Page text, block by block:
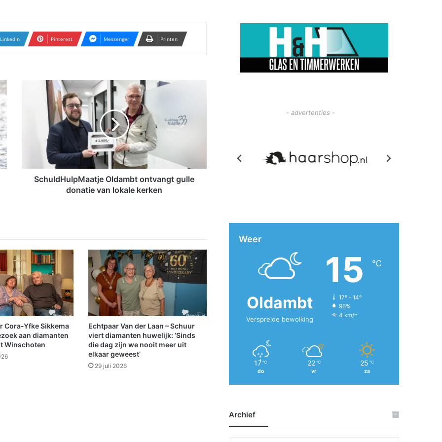
LinkedIn Pinterest Messenger Printen
e
O
l
d
a
m
b
t
o
n
t
SchuldHulpMaatje Oldambt ontvangt gulle
donatie van lokale kerken
Cora-Yfke Sikkema
aan diamanten
Winschoten
Echtpaar Van der Laan – Schuur
viert diamanten huwelijk: ‘Sinds
die dag zijn we nooit meer uit
elkaar geweest’
29 juli 2026
- advertenties -
Weer
Oldambt
Verspreide bewolking
15 ℃
17º - 14º
96%
4 km/h
17 ℃
do
22 ℃
vr
25 ℃
za
Archief